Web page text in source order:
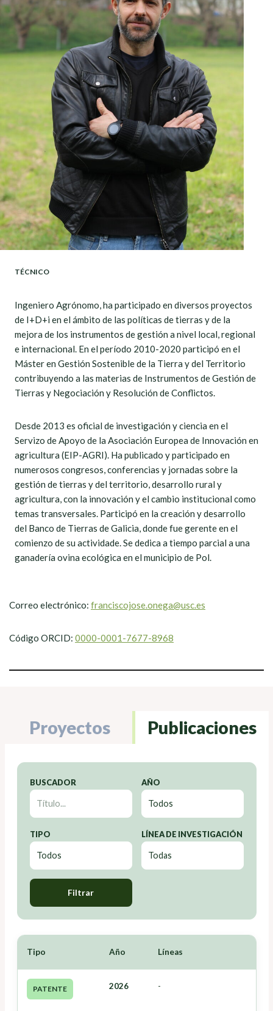
TÉCNICO
Ingeniero Agrónomo, ha participado en diversos proyectos
de I+D+i en el ámbito de las políticas de tierras y de la
mejora de los instrumentos de gestión a nivel local, regional
e internacional. En el período 2010-2020 participó en el
Máster en Gestión Sostenible de la Tierra y del Territorio
contribuyendo a las materias de Instrumentos de Gestión de
Tierras y Negociación y Resolución de Conflictos.
Desde 2013 es oficial de investigación y ciencia en el
Servizo de Apoyo de la Asociación Europea de Innovación en
agricultura (EIP-AGRI). Ha publicado y participado en
numerosos congresos, conferencias y jornadas sobre la
gestión de tierras y del territorio, desarrollo rural y
agricultura, con la innovación y el cambio institucional como
temas transversales. Participó en la creación y desarrollo
del Banco de Tierras de Galicia, donde fue gerente en el
comienzo de su actividade. Se dedica a tiempo parcial a una
ganadería ovina ecológica en el municipio de Pol.
Correo electrónico: franciscojose.onega@usc.es
Código ORCID: 0000-0001-7677-8968
Proyectos Publicaciones
BUSCADOR AÑO
TIPO LÍNEA DE INVESTIGACIÓN
Filtrar
Tipo Año Líneas
PATENTE 2026 -